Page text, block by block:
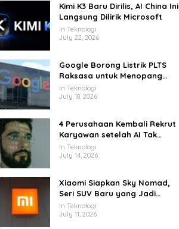
Kimi K3 Baru Dirilis, AI China Ini
Langsung Dilirik Microsoft
In Teknologi
July 22, 2026
Google Borong Listrik PLTS
Raksasa untuk Menopang
Pusat Data dan AI
In Teknologi
July 18, 2026
4 Perusahaan Kembali Rekrut
Karyawan setelah AI Tak
Penuhi Harapan
In Teknologi
July 14, 2026
Xiaomi Siapkan Sky Nomad,
Seri SUV Baru yang Jadi
Sorotan Otomotif Dunia
In Teknologi
July 11, 2026